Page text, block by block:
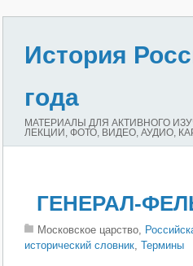
История
года
МАТЕРИАЛЫ ДЛЯ АКТИВНОГО
ЛЕКЦИИ, ФОТО, ВИДЕО, АУДИО,
ГЕНЕРАЛ-
Московское царство,
исторический словник,Термины